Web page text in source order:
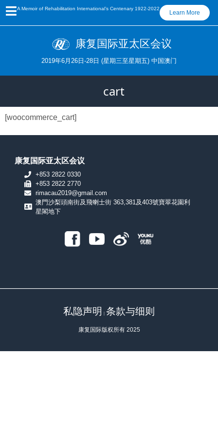
A Memoir of Rehabilitation International’s Centenary 1922-2022
Learn More
康复国际亚太区会议
2019年6月26日-28日 (星期三至星期五) 中国澳门
cart
[woocommerce_cart]
康复国际亚太区会议
+853 2822 0330
+853 2822 2770
rimacau2019@gmail.com
澳門沙梨頭南街及飛喇士街 363,381及403號寶翠花園利
星閣地下
私隐声明 条款与细则
康复国际版权所有 2025